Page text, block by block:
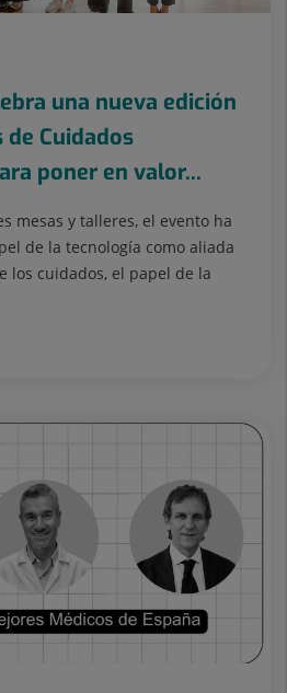
una nueva edición
de Cuidados
poner en valor...
mesas y talleres, el evento ha
de la tecnología como aliada
los cuidados, el papel de la